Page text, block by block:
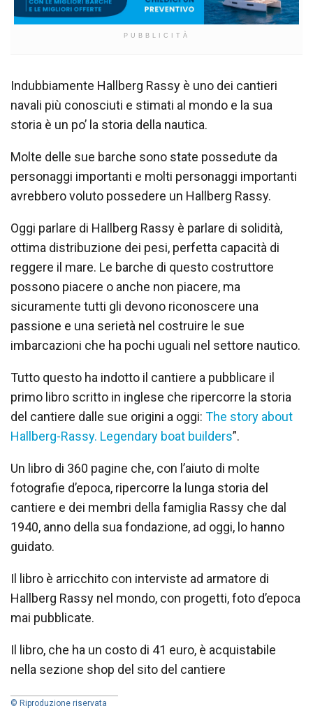
PUBBLICITÀ
Indubbiamente Hallberg Rassy è uno dei cantieri
navali più conosciuti e stimati al mondo e la sua
storia è un po’ la storia della nautica.
Molte delle sue barche sono state possedute da
personaggi importanti e molti personaggi importanti
avrebbero voluto possedere un Hallberg Rassy.
Oggi parlare di Hallberg Rassy è parlare di solidità,
ottima distribuzione dei pesi, perfetta capacità di
reggere il mare. Le barche di questo costruttore
possono piacere o anche non piacere, ma
sicuramente tutti gli devono riconoscere una
passione e una serietà nel costruire le sue
imbarcazioni che ha pochi uguali nel settore nautico.
Tutto questo ha indotto il cantiere a pubblicare il
primo libro scritto in inglese che ripercorre la storia
del cantiere dalle sue origini a oggi: The story about
Hallberg-Rassy. Legendary boat builders”.
Un libro di 360 pagine che, con l’aiuto di molte
fotografie d’epoca, ripercorre la lunga storia del
cantiere e dei membri della famiglia Rassy che dal
1940, anno della sua fondazione, ad oggi, lo hanno
guidato.
Il libro è arricchito con interviste ad armatore di
Hallberg Rassy nel mondo, con progetti, foto d’epoca
mai pubblicate.
Il libro, che ha un costo di 41 euro, è acquistabile
nella sezione shop del sito del cantiere
© Riproduzione riservata